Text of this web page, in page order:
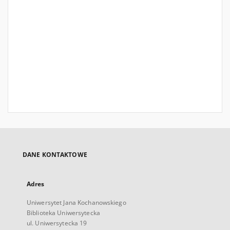
DANE KONTAKTOWE
Adres
Uniwersytet Jana Kochanowskiego
Biblioteka Uniwersytecka
ul. Uniwersytecka 19